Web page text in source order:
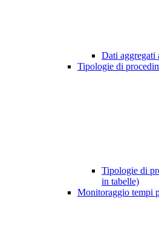
Dati aggregati
Tipologie di
Tipologie di
in tabelle)
Monitoraggio tempi